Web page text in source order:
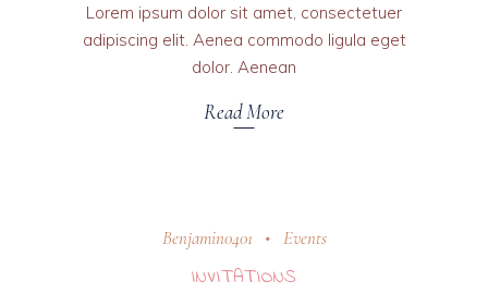
Lorem ipsum dolor sit amet, consectetuer
adipiscing elit. Aenea commodo ligula eget
dolor. Aenean
Read More
Benjamin0401
Events
INVITATIONS